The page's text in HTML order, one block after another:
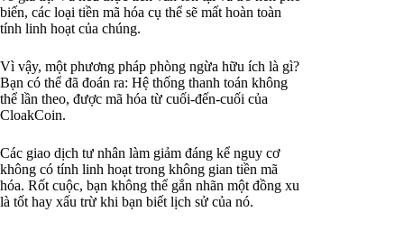
biến, các loại tiền mã hóa cụ thể sẽ mất hoàn toàn
tính linh hoạt của chúng.
Vì vậy, một phương pháp phòng ngừa hữu ích là gì?
Bạn có thể đã đoán ra: Hệ thống thanh toán không
thể lần theo, được mã hóa từ cuối-đến-cuối của
CloakCoin.
Các giao dịch tư nhân làm giảm đáng kể nguy cơ
không có tính linh hoạt trong không gian tiền mã
hóa. Rốt cuộc, bạn không thể gắn nhãn một đồng xu
là tốt hay xấu trừ khi bạn biết lịch sử của nó.